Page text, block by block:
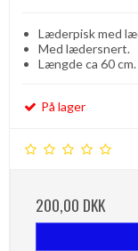
Læderpisk med
Med lædersnert.
Længde ca 60 cm.
På lager
200,00 DKK